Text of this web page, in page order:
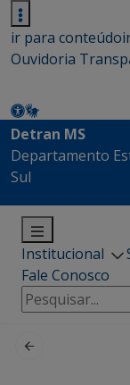
ir para conteúdo
Ouvidoria
Detran MS
Departamento
Sul
Institucional
Fale Conosco
Pesquisar
por: